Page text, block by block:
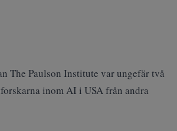
The Paulson Institute var ungefär två
inom AI i USA från andra